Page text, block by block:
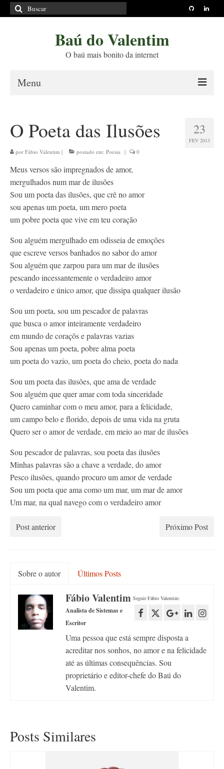
Buscar
por:
Baú do Valentim
O baú mais bonito da internet
Menu
Princípios Editoriais
Políticas e Termos
Livros
Projetos
Blog
23
FEV 2013
O Poeta das Ilusões
por Fábio Valentim | postado em: Poesia | 0
Meus versos são impregnados de amor,
mergulhados num mar de ilusões
Sou um poeta das ilusões, que crê no amor
sou apenas um poeta, um mero poeta
um pobre poeta que vive em teu coração
Sou alguém mergulhado em odisseia de emoções
que escreve versos banhados no sabor do amor
Sou alguém que zarpou para um mar de ilusões
pescando incessantemente o verdadeiro amor
o verdadeiro e único amor, que dissipa qualquer ilusão
Sou um poeta, sou um pescador de palavras
que busca o amor inteiramente verdadeiro
em mundo de coraçõs e palavras vazias
Sou apenas um poeta, pobre alma poeta
um poeta do vazio, um poeta do cheio, poeta do nada
Sou um poeta das ilusões, que ama de verdade
Sou alguém que quer amar com toda sinceridade
Quero caminhar com o meu amor, para a felicidade,
um campo belo e florido, depois de uma vida na gruta
Quero ser o amor de verdade, em meio ao mar de ilusões
Sou pescador de palavras, sou poeta das ilusões
Minhas palavras são a chave a verdade, do amor
Pesco ilusões, quando procuro um amor de verdade
Sou um poeta que ama como um mar, um mar de amor
Um mar, na qual navego com o verdadeiro amor
Post anterior Próximo Post
Sobre o autor Últimos Posts
Seguir Fábio Valentim:
Fábio Valentim
Analista de Sistemas e
Escritor
Uma pessoa que está sempre disposta a
acreditar nos sonhos, no amor e na felicidade
até as últimas consequências. Sou
proprietário e editor-chefe do Baú do
Valentim.
Posts Similares